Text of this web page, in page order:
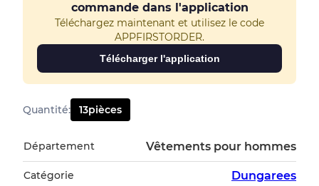
commande dans l'application
Téléchargez maintenant et utilisez le code
APPFIRSTORDER.
Télécharger l'application
Quantité: 13pièces
Département Vêtements pour hommes
Catégorie Dungarees